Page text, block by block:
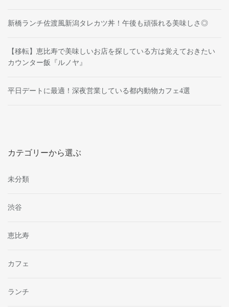
新橋ランチ佐渡風新潟タレカツ丼！午後も頑張れる美味しさ◎
【移転】恵比寿で美味しいお店を探している方は覚えておきたい
カウンター飯『ルノヤ』
平日デートに最適！深夜営業している都内動物カフェ4選
カテゴリーから選ぶ
未分類
渋谷
恵比寿
カフェ
ランチ